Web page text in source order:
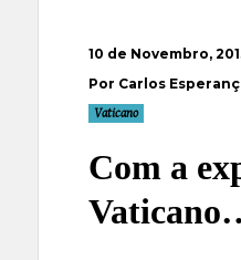
10 de Novembro,
Por Carlos
Vaticano
Com a